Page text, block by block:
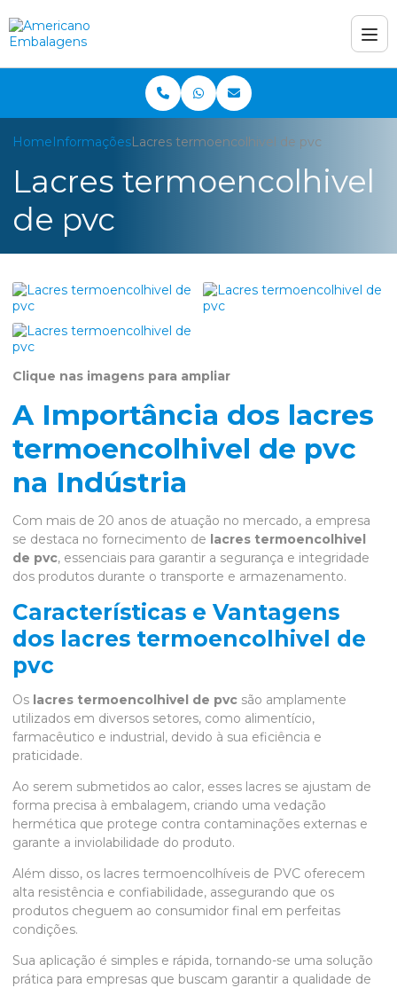
HomeInformaçõesLacres termoencolhivel de pvc
Lacres termoencolhivel
de pvc
Clique nas imagens para ampliar
A Importância dos lacres
termoencolhivel de pvc
na Indústria
Com mais de 20 anos de atuação no mercado, a empresa
se destaca no fornecimento de lacres termoencolhivel
de pvc, essenciais para garantir a segurança e integridade
dos produtos durante o transporte e armazenamento.
Características e Vantagens
dos lacres termoencolhivel de
pvc
Os lacres termoencolhivel de pvc são amplamente
utilizados em diversos setores, como alimentício,
farmacêutico e industrial, devido à sua eficiência e
praticidade.
Ao serem submetidos ao calor, esses lacres se ajustam de
forma precisa à embalagem, criando uma vedação
hermética que protege contra contaminações externas e
garante a inviolabilidade do produto.
Além disso, os lacres termoencolhíveis de PVC oferecem
alta resistência e confiabilidade, assegurando que os
produtos cheguem ao consumidor final em perfeitas
condições.
Sua aplicação é simples e rápida, tornando-se uma solução
prática para empresas que buscam garantir a qualidade de